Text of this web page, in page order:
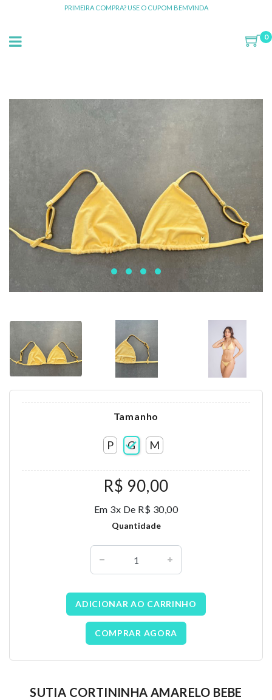
PRIMEIRA COMPRA? USE O CUPOM BEMVINDA
0
Tamanho
P G M
R$ 90,00
Em 3x De R$ 30,00
Quantidade
ADICIONAR AO CARRINHO
COMPRAR AGORA
SUTIA CORTININHA AMARELO BEBE